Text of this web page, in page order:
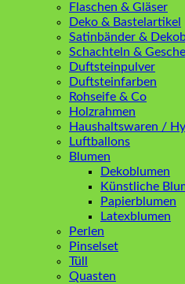
Flaschen & Gläser
Deko & Bastelartikel
Satinbänder &
Schachteln &
Duftsteinpulver
Duftsteinfarben
Rohseife & Co
Holzrahmen
Haushaltswaren /
Luftballons
Blumen
Dekoblumen
Künstliche
Papierblumen
Latexblumen
Perlen
Pinselset
Tüll
Quasten